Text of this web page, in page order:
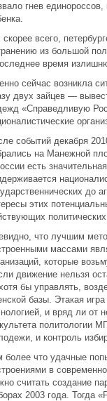
гнев
скорее всего,
из большой
время
сейчас возникла
двух зайцев —
«Справедливую
событий декабря
на Манежной
есть
до
этих
что лучшим
массами
которые
движение нельзя
бы управлять,
базы. Этакая
и вряд ли от
политологии
и контроль
более что удачные
в
считать создание
2003 года. Тогда